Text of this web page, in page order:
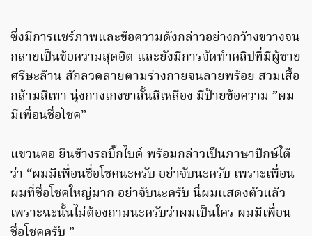
ซึ่งมีการแชร์ภาพและข้อความดังกล่าวอย่างกว้างขวางจน
กลายเป็นข้อความสุดฮิต และยังมีการจัดทำคลิปที่มีผู้ชาย
ศรีษะล้าน สักลวดลายตามร่างกายจนลายพร้อย สวมเสื้อ
กล้ามสีเทา นุ่งกางเกงขาสั้นสีเหลือง มีป้ายข้อความ ”ผม
มีเพื่อนชื่อโชค”
แขวนคอ ยืนข้างรถบิ๊กไบด์ พร้อมกล่าวเป็นภาษาปักษ์ใต้
ว่า “ผมมีเพื่อนชื่อโชคนะครับ อย่าจับนะครับ เพราะเพื่อน
ผมที่ชื่อโชคใหญ่มาก อย่าจับนะครับ นี่ผมแสดงตัวแล้ว
เพราะฉะนั้นไม่ต้องถามนะครับว่าผมเป็นใคร ผมมีเพื่อน